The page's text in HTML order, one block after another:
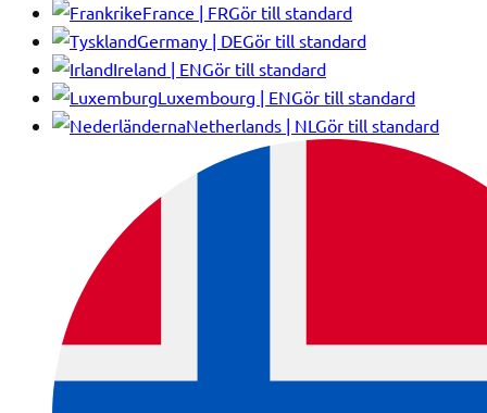
France | FRGör till standard
Germany | DEGör till standard
Ireland | ENGör till standard
Luxembourg | ENGör till standard
Netherlands | NL Gör till standard